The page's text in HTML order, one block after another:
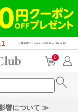
0
響について ≫